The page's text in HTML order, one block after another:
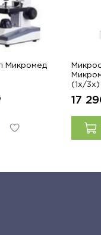
Микромед
(1x/3x)
17